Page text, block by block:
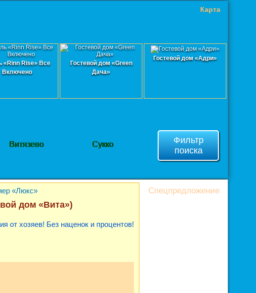
Спецпредложение
Карта
«Rinn Rise» Все
Включено
Гостевой дом «Green
Дача»
Гостевой дом «Адри»
Витязево Сукко
Фильтр
поиска
«Люкс»
дом «Вита»)
от хозяев! Без наценок и процентов!